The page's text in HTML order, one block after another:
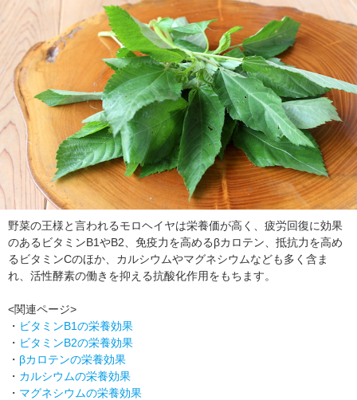
野菜の王様と言われるモロヘイヤは栄養価が高く、疲労回復に効果
のあるビタミンB1やB2、免疫力を高めるβカロテン、抵抗力を高め
るビタミンCのほか、カルシウムやマグネシウムなども多く含ま
れ、活性酵素の働きを抑える抗酸化作用をもちます。
<関連ページ>
・ ビタミンB1の栄養効果
・ ビタミンB2の栄養効果
・ βカロテンの栄養効果
・ カルシウムの栄養効果
・ マグネシウムの栄養効果